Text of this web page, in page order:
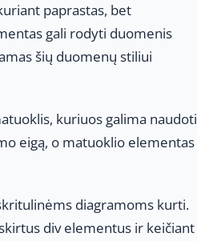
paprastas, bet
gali rodyti duomenis
šių duomenų stiliui
kuriuos galima naudoti
eigą, o matuoklio elementas
diagramoms kurti.
div elementus ir keičiant